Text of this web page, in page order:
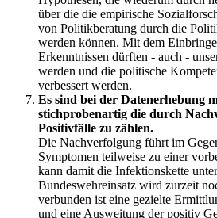
über die die empirische
von Politikberatung durch die
werden können. Mit dem
Erkenntnissen dürften - auch -
werden und die politische
verbessert werden.
Es sind bei der Datenerhebung
stichprobenartig die durch
Positivfälle zu zählen.
Die Nachverfolgung führt im
Symptomen teilweise zu einer
kann damit die Infektionskette
Bundeswehreinsatz wird zurzeit
verbunden ist eine gezielte
und eine Ausweitung der positiv